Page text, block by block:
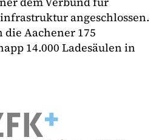
angeschlossen.
die Aachener 175
14.000 Ladesäulen in